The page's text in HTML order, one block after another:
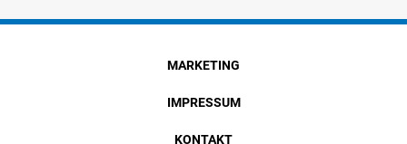
MARKETING
IMPRESSUM
KONTAKT